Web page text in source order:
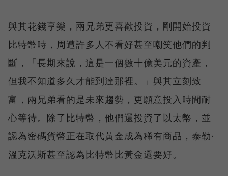
與其花錢享樂，兩兄弟更喜歡投資，剛開始投資
比特幣時，周遭許多人不看好甚至嘲笑他們的判
斷，「長期來說，這是一個數十億美元的資產，
但我不知道多久才能到達那裡。」與其立刻致
富，兩兄弟看的是未來趨勢，更願意投入時間耐
心等待。除了比特幣，他們還投資了以太幣，並
認為密碼貨幣正在取代黃金成為稀有商品，泰勒·
溫克沃斯甚至認為比特幣比黃金還要好。